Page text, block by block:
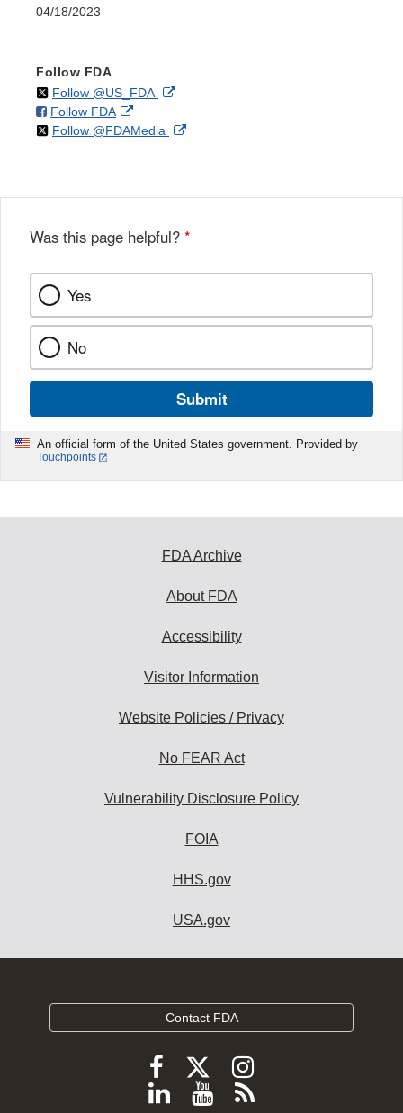
04/18/2023
Follow FDA
Follow @US_FDAon External
Disclaimer
Follow FDAon
Facebook
External
Link
Follow @FDAMedia on External
Was this page helpful? *
Yes
No
Submit
An official form of the United States government. Provided by
Touchpoints
FDA Archive
About FDA
Accessibility
Visitor Information
Website Policies / Privacy
No FEAR Act
Vulnerability Disclosure Policy
FOIA
HHS.gov
USA.gov
Contact FDA
Follow
FDA
Follow
FDA
Follow
FDA
Follow
ViewSubscribe